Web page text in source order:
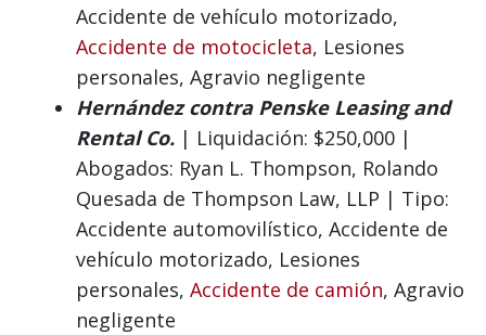
Accidente de vehículo motorizado,
Accidente de motocicleta, Lesiones
personales, Agravio negligente
Hernández contra Penske Leasing and
Rental Co. | Liquidación: $250,000 |
Abogados: Ryan L. Thompson, Rolando
Quesada de Thompson Law, LLP | Tipo:
Accidente automovilístico, Accidente de
vehículo motorizado, Lesiones
personales, Accidente de camión, Agravio
negligente